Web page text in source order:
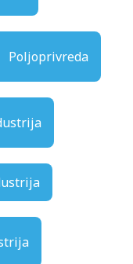
Poljoprivreda